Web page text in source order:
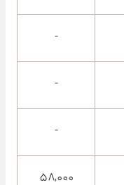
-
-
-
۵۸,۰۰۰